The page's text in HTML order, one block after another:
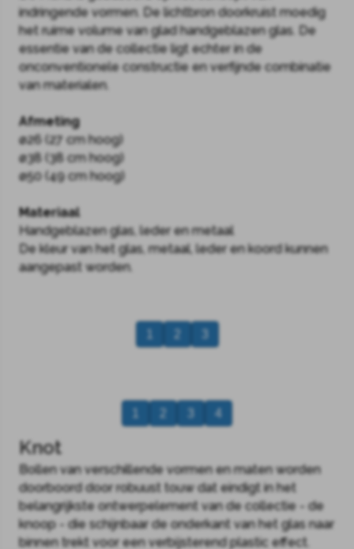
indringende vormen. De lichtbron doorkruist moedig
het ruime volume van glad handgeblazen glas. De
essentie van de collectie ligt echter in de
onconventionele constructie en verfijnde combinatie
van materialen.
Afmeting
ø26 (27 cm hoog)
ø38 (38 cm hoog)
ø50 (49 cm hoog)
Materiaal
Handgeblazen glas, leder en metaal
De kleur van het glas, metaal, leder en koord kunnen
aangepast worden.
4
Knot
Bollen van verschillende vormen en maten worden
doorboord door robuust touw dat eindigt in het
belangrijkste ontwerpelement van de collectie - de
knoop - die schijnbaar de onderkant van het glas naar
binnen trekt voor een verbijsterend plastic effect.